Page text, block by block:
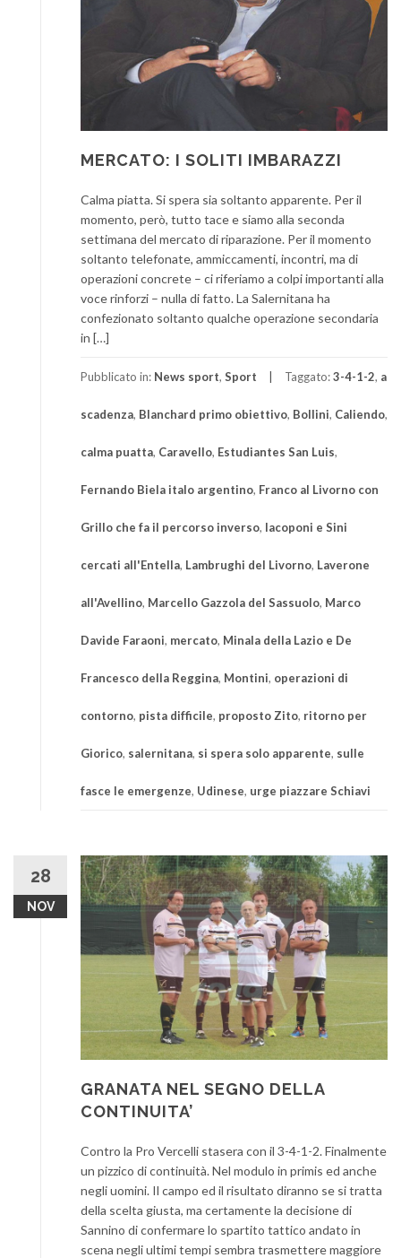
MERCATO: I SOLITI IMBARAZZI
Calma piatta. Si spera sia soltanto apparente. Per il
momento, però, tutto tace e siamo alla seconda
settimana del mercato di riparazione. Per il momento
soltanto telefonate, ammiccamenti, incontri, ma di
operazioni concrete – ci riferiamo a colpi importanti alla
voce rinforzi – nulla di fatto. La Salernitana ha
confezionato soltanto qualche operazione secondaria
in […]
Pubblicato in: News sport, Sport Taggato:3-4-1-2, a
scadenza, Blanchard primo obiettivo, Bollini, Caliendo,
calma puatta, Caravello, Estudiantes San Luis,
Fernando Biela italo argentino, Franco al Livorno con
Grillo che fa il percorso inverso, Iacoponi e Sini
cercati all'Entella, Lambrughi del Livorno, Laverone
all'Avellino, Marcello Gazzola del Sassuolo, Marco
Davide Faraoni, mercato, Minala della Lazio e De
Francesco della Reggina, Montini, operazioni di
contorno, pista difficile, proposto Zito, ritorno per
Giorico, salernitana, si spera solo apparente, sulle
fasce le emergenze, Udinese, urge piazzare Schiavi
28
NOV
GRANATA NEL SEGNO DELLA
CONTINUITA’
Contro la Pro Vercelli stasera con il 3-4-1-2. Finalmente
un pizzico di continuità. Nel modulo in primis ed anche
negli uomini. Il campo ed il risultato diranno se si tratta
della scelta giusta, ma certamente la decisione di
Sannino di confermare lo spartito tattico andato in
scena negli ultimi tempi sembra trasmettere maggiore